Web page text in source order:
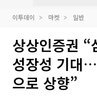
이투데이 마켓 일반
상상인증권 “
성장성 기대
으로 상향”